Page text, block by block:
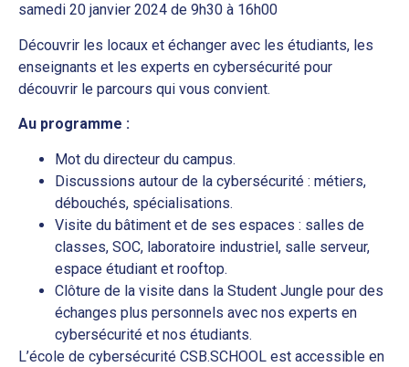
samedi 20 janvier 2024 de 9h30 à 16h00
Découvrir les locaux et échanger avec les étudiants, les
enseignants et les experts en cybersécurité pour
découvrir le parcours qui vous convient.
Au programme :
Mot du directeur du campus.
Discussions autour de la cybersécurité : métiers,
débouchés, spécialisations.
Visite du bâtiment et de ses espaces : salles de
classes, SOC, laboratoire industriel, salle serveur,
espace étudiant et rooftop.
Clôture de la visite dans la Student Jungle pour des
échanges plus personnels avec nos experts en
cybersécurité et nos étudiants.
L’école de cybersécurité CSB.SCHOOL est accessible en